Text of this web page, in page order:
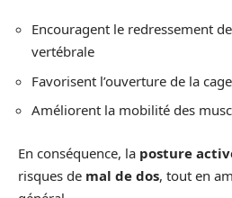
Encouragent le redressement
vertébrale
Favorisent l’ouverture de la
Améliorent la mobilité des
En conséquence, la posture
risques de mal de dos, tout en